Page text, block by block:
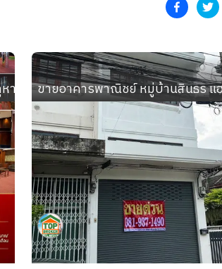
ดกัน ทำเลทอง ซ.วิภาวดีรังสิต 33 เข้าซอ
ขายอาคารพาณิชย์ หมู่บ้านสินธร แ